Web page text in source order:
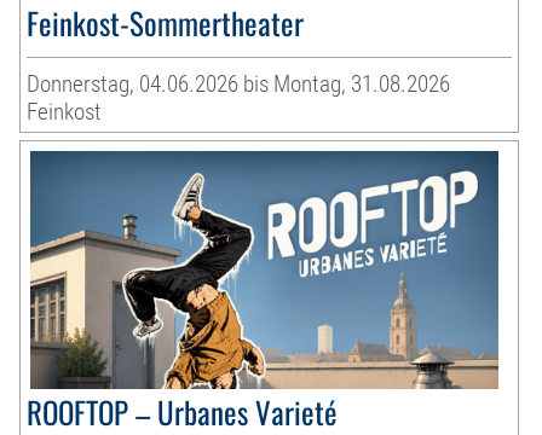
Feinkost-Sommertheater
Donnerstag, 04.06.2026 bis Montag, 31.08.2026
Feinkost
ROOFTOP – Urbanes Varieté